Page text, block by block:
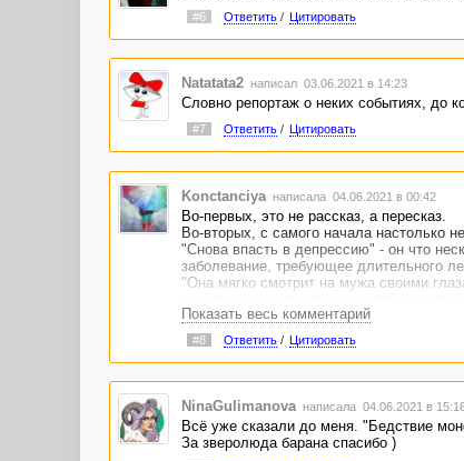
#6 Ответить/ Цитировать
Natatata2 написал 03.06.2021 в 14:23
Словно репортаж о неких событиях, до
#7 Ответить/ Цитировать
Konctanciya написала 04.06.2021 в 00:42
Во-первых, это не рассказ, а пересказ.
Во-вторых, с самого начала настолько
"Снова впасть в депрессию" - он что
заболевание, требующее длительного
"Она мягко смотрит на мужа своими
бедняга), чтобы не лез под руку.
Показать весь комментарий
#8 Ответить/ Цитировать
NinaGulimanova написала 04.06.2021 в
Всё уже сказали до меня. "Бедствие
За зверолюда барана спасибо )